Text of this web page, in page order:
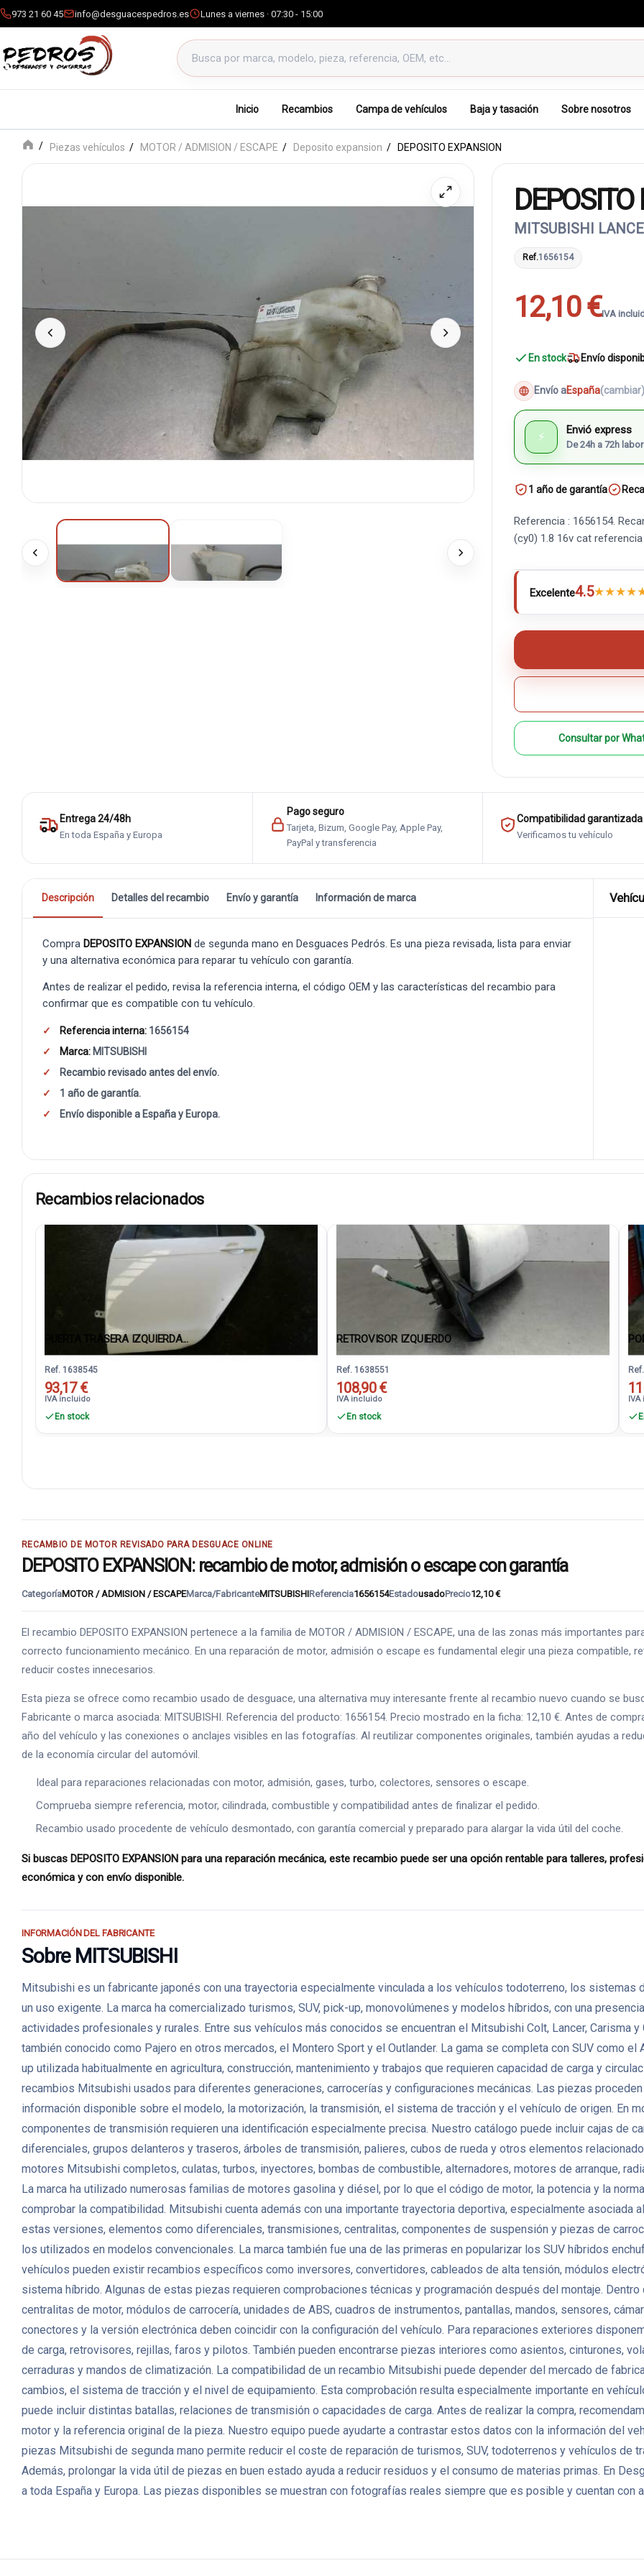
973 21 60 45 info@desguacespedros.es Lunes a viernes · 07:30 - 15:00
Buscar productos
Inicio Recambios Campa de vehículos Baja y tasación Sobre nosotros
Piezas vehículos MOTOR / ADMISION / ESCAPE Deposito expansion DEPOSITO EXPANSION
MITSUBISHI
Ref.1656154
12,10 €IVA
En stock Envío
Envío aEspaña(cambiar)
⚡ Envió express
De 24h a 72h
1 año de garantía
Referencia : 1656154.
(cy0) 1.8 16v cat referencia
Excelente4.5★★★★
Consultar por
Entrega 24/48h
En toda España y Europa
Pago seguro
Tarjeta, Bizum, Google Pay, Apple Pay,
PayPal y transferencia
Compatibilidad garantizada
Verificamos tu vehículo
Descripción Detalles del recambio Envío y garantía Información de marca
Compra DEPOSITO EXPANSION de segunda mano en Desguaces Pedrós. Es una pieza revisada, lista para enviar
y una alternativa económica para reparar tu vehículo con garantía.
Antes de realizar el pedido, revisa la referencia interna, el código OEM y las características del recambio para
confirmar que es compatible con tu vehículo.
Referencia interna: 1656154
Marca: MITSUBISHI
Recambio revisado antes del envío.
1 año de garantía.
Envío disponible a España y Europa.
Recambios relacionados
PUERTA TRASERA IZQUIERDA...
Ref. 1638545
93,17 €
IVA incluido
En stock
RETROVISOR IZQUIERDO
Ref. 1638551
108,90 €
IVA incluido
En stock
RECAMBIO DE MOTOR REVISADO PARA DESGUACE ONLINE
DEPOSITO EXPANSION: recambio de motor, admisión o escape con garantía
CategoríaMOTOR / ADMISION / ESCAPEMarca/FabricanteMITSUBISHIReferencia1656154EstadousadoPrecio12,10 €
El recambio DEPOSITO EXPANSION pertenece a la familia de MOTOR / ADMISION / ESCAPE, una de las zonas más importantes
correcto funcionamiento mecánico. En una reparación de motor, admisión o escape es fundamental elegir una pieza compatible,
reducir costes innecesarios.
Esta pieza se ofrece como recambio usado de desguace, una alternativa muy interesante frente al recambio nuevo cuando se
Fabricante o marca asociada: MITSUBISHI. Referencia del producto: 1656154. Precio mostrado en la ficha: 12,10 €. Antes de
año del vehículo y las conexiones o anclajes visibles en las fotografías. Al reutilizar componentes originales, también ayudas a
de la economía circular del automóvil.
Ideal para reparaciones relacionadas con motor, admisión, gases, turbo, colectores, sensores o escape.
Comprueba siempre referencia, motor, cilindrada, combustible y compatibilidad antes de finalizar el pedido.
Recambio usado procedente de vehículo desmontado, con garantía comercial y preparado para alargar la vida útil del coche.
Si buscas DEPOSITO EXPANSION para una reparación mecánica, este recambio puede ser una opción rentable para talleres,
económica y con envío disponible.
INFORMACIÓN DEL FABRICANTE
Sobre MITSUBISHI
Mitsubishi es un fabricante japonés con una trayectoria especialmente vinculada a los vehículos todoterreno, los
un uso exigente. La marca ha comercializado turismos, SUV, pick-up, monovolúmenes y modelos híbridos, con una
actividades profesionales y rurales. Entre sus vehículos más conocidos se encuentran el Mitsubishi Colt, Lancer, Carisma
también conocido como Pajero en otros mercados, el Montero Sport y el Outlander. La gama se completa con SUV como
up utilizada habitualmente en agricultura, construcción, mantenimiento y trabajos que requieren capacidad de carga y
recambios Mitsubishi usados para diferentes generaciones, carrocerías y configuraciones mecánicas. Las piezas
información disponible sobre el modelo, la motorización, la transmisión, el sistema de tracción y el vehículo de origen. En
componentes de transmisión requieren una identificación especialmente precisa. Nuestro catálogo puede incluir cajas de
diferenciales, grupos delanteros y traseros, árboles de transmisión, palieres, cubos de rueda y otros elementos
motores Mitsubishi completos, culatas, turbos, inyectores, bombas de combustible, alternadores, motores de arranque,
La marca ha utilizado numerosas familias de motores gasolina y diésel, por lo que el código de motor, la potencia y la
comprobar la compatibilidad. Mitsubishi cuenta además con una importante trayectoria deportiva, especialmente asociada
estas versiones, elementos como diferenciales, transmisiones, centralitas, componentes de suspensión y piezas de
los utilizados en modelos convencionales. La marca también fue una de las primeras en popularizar los SUV híbridos
vehículos pueden existir recambios específicos como inversores, convertidores, cableados de alta tensión, módulos
sistema híbrido. Algunas de estas piezas requieren comprobaciones técnicas y programación después del montaje.
centralitas de motor, módulos de carrocería, unidades de ABS, cuadros de instrumentos, pantallas, mandos, sensores,
conectores y la versión electrónica deben coincidir con la configuración del vehículo. Para reparaciones exteriores
de carga, retrovisores, rejillas, faros y pilotos. También pueden encontrarse piezas interiores como asientos, cinturones,
cerraduras y mandos de climatización. La compatibilidad de un recambio Mitsubishi puede depender del mercado de
cambios, el sistema de tracción y el nivel de equipamiento. Esta comprobación resulta especialmente importante en
puede incluir distintas batallas, relaciones de transmisión o capacidades de carga. Antes de realizar la compra,
motor y la referencia original de la pieza. Nuestro equipo puede ayudarte a contrastar estos datos con la información del
piezas Mitsubishi de segunda mano permite reducir el coste de reparación de turismos, SUV, todoterrenos y vehículos de
Además, prolongar la vida útil de piezas en buen estado ayuda a reducir residuos y el consumo de materias primas. En
a toda España y Europa. Las piezas disponibles se muestran con fotografías reales siempre que es posible y cuentan con